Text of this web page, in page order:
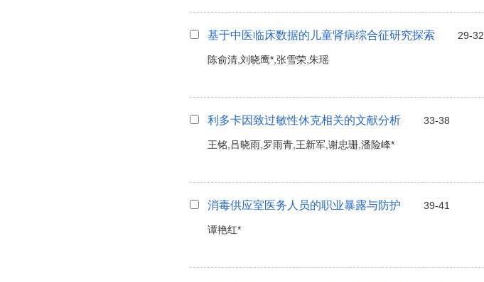
基于中医临床数据的儿童肾病综合征研究探索 29-32
陈俞清,刘晓鹰*,张雪荣,朱瑶
利多卡因致过敏性休克相关的文献分析 33-38
王铭,吕晓雨,罗雨青,王新军,谢忠珊,潘险峰*
消毒供应室医务人员的职业暴露与防护 39-41
谭艳红*